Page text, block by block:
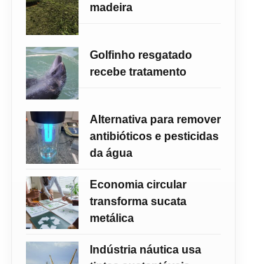
madeira
Golfinho resgatado
recebe tratamento
Alternativa para remover
antibióticos e pesticidas
da água
Economia circular
transforma sucata
metálica
Indústria náutica usa